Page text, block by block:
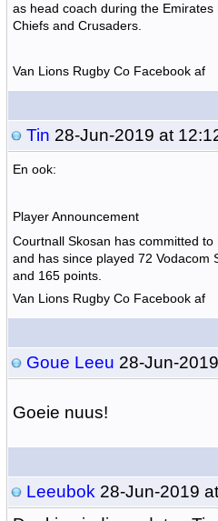
as head coach during the Emirates
Chiefs and Crusaders.
Van Lions Rugby Co Facebook af
Tin 28-Jun-2019 at
En ook:
Player Announcement
Courtnall Skosan has committed
and has since played 72 Vodacom
and 165 points.
Van Lions Rugby Co Facebook af
Goue Leeu 28-Jun-
Goeie nuus!
Leeubok 28-Jun-2019